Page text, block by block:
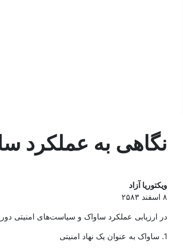
نگاهی به عملکرد
ویکتوریا آزاد
۸ اسفند ۲۵۸۳
در ارزیابی عملکرد ساواک و سیاست‌های امنیتی
1. ساواک به عنوان یک نهاد امنیتی